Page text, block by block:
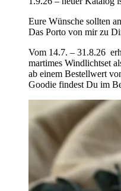
Eure Wünsche sollten
Das Porto von mir zu
Vom 14.7. – 31.8.26
martimes Windlichtset
ab einem Bestellwert
Goodie findest Du im